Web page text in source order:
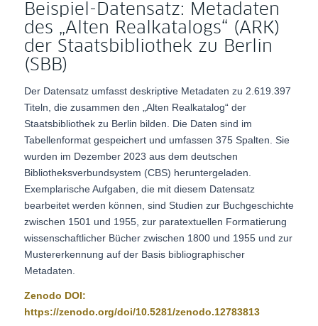
Beispiel-Datensatz: Metadaten
des „Alten Realkatalogs“ (ARK)
der Staatsbibliothek zu Berlin
(SBB)
Der Datensatz umfasst deskriptive Metadaten zu 2.619.397
Titeln, die zusammen den „Alten Realkatalog“ der
Staatsbibliothek zu Berlin bilden. Die Daten sind im
Tabellenformat gespeichert und umfassen 375 Spalten. Sie
wurden im Dezember 2023 aus dem deutschen
Bibliotheksverbundsystem (CBS) heruntergeladen.
Exemplarische Aufgaben, die mit diesem Datensatz
bearbeitet werden können, sind Studien zur Buchgeschichte
zwischen 1501 und 1955, zur paratextuellen Formatierung
wissenschaftlicher Bücher zwischen 1800 und 1955 und zur
Mustererkennung auf der Basis bibliographischer
Metadaten.
Zenodo DOI:
https://zenodo.org/doi/10.5281/zenodo.12783813